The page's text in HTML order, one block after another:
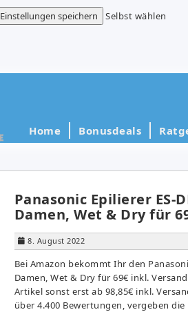
Einstellungen speichern
Selbst wählen
Home Bonusdeals
Panasonic Epilierer ES-
Damen, Wet & Dry für
8. August 2022
Bei Amazon bekommt Ihr den
Damen, Wet & Dry für 69€ inkl.
Artikel sonst erst ab 98,85€ inkl.
über 4.400 Bewertungen, vergeben